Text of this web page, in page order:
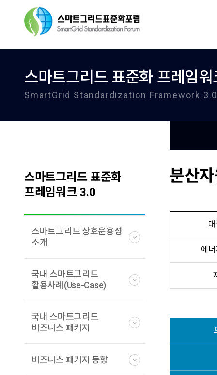
스마트그리드 표준화 프레임
SmartGrid Standardization Framework 3.0
스마트그리드 표준화
프레임워크 3.0
스마트그리드 상호운용성
소개
국내 스마트그리드
활용사례(Use-Case)
국내 스마트그리드
비즈니스 패키지
비즈니스 패키지 동향
분산
에너